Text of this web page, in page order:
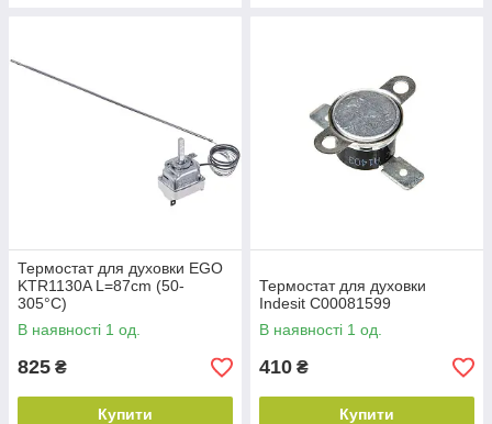
Термостат для духовки EGO
KTR1130A L=87cm (50-
305°C)
В наявності 1 од.
825 ₴
Купити
Термостат для духовки
Indesit C00081599
В наявності 1 од.
410 ₴
Купити